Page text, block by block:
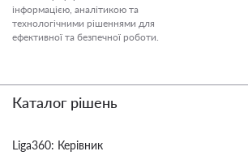
інформацією, аналітикою та
технологічними рішеннями для
ефективної та безпечної роботи.
Каталог рішень
Liga360: Керівник